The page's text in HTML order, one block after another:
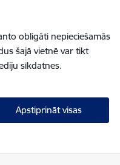
obligāti nepieciešamās
šajā vietnē var tikt
sīkdatnes.
Apstiprināt visas